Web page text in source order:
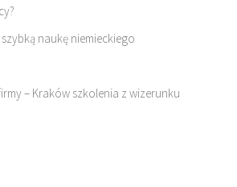
naukę niemieckiego
– Kraków szkolenia z wizerunku